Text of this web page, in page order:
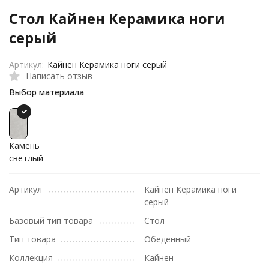
Стол Кайнен Керамика ноги
серый
Написать отзыв
Выбор материала
Камень
светлый
Артикул: Кайнен Керамика ноги серый
Артикул
Кайнен Керамика ноги
серый
Базовый тип товара
Стол
Тип товара
Обеденный
Коллекция
Кайнен